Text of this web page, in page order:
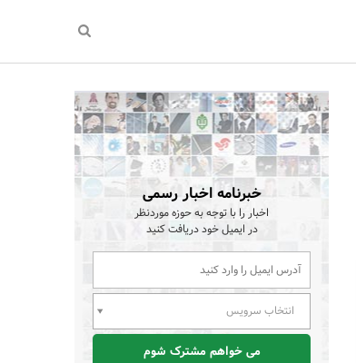
خبرنامه اخبار رسمی
اخبار را با توجه به حوزه موردنظر
در ایمیل خود دریافت کنید
انتخاب سرویس
می خواهم مشترک شوم